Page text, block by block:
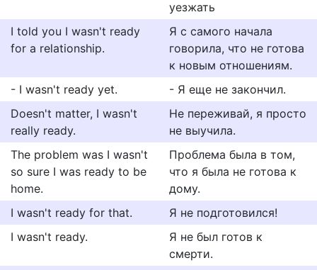
уезжать
I told you I wasn't ready
for a relationship.
Я с самого начала
говорила, что не готова
к новым отношениям.
- I wasn't ready yet.
- Я еще не закончил.
Doesn't matter, I wasn't
really ready.
Не переживай, я просто
не выучила.
The problem was I wasn't
so sure I was ready to be
home.
Проблема была в том,
что я была не готова к
дому.
I wasn't ready for that.
Я не подготовился!
I wasn't ready.
Я не был готов к
смерти.